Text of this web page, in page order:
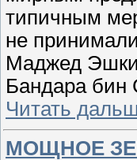
типичным
не
Маджед
Бандара бин
Читать
МОЩНОЕ